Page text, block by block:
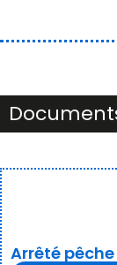
Arrêté